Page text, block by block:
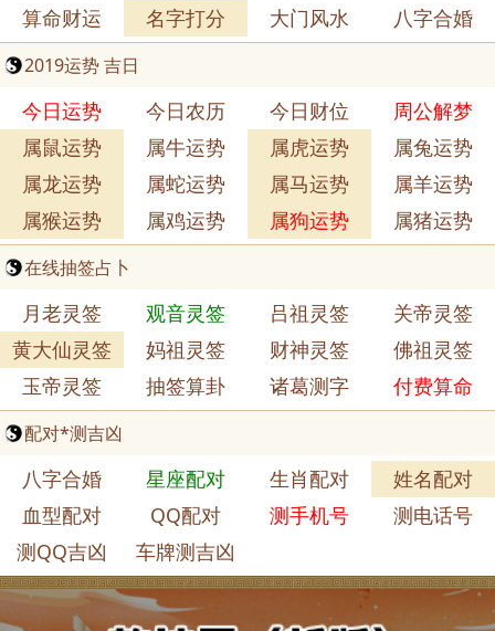
算命财运
名字打分 大门风水 八字合婚
2019运势 吉日
今日运势 今日农历 今日财位
周公解梦
属鼠运势
属牛运势 属虎运势
属兔运势
属龙运势
属蛇运势 属马运势
属羊运势
属猴运势
属鸡运势 属狗运势 属猪运势
在线抽签占卜
月老灵签 观音灵签 吕祖灵签
关帝灵签
黄大仙灵签
妈祖灵签 财神灵签
佛祖灵签
玉帝灵签
抽签算卦 诸葛测字 付费算命
配对*测吉凶
八字合婚 星座配对 生肖配对
姓名配对
血型配对
QQ配对 测手机号
测电话号
测QQ吉凶
车牌测吉凶